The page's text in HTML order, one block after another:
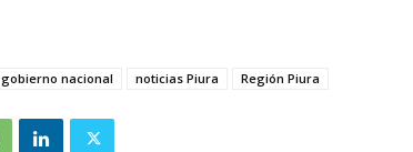
gobierno nacional noticias Piura Región Piura